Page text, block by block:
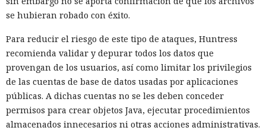
se hubieran robado con éxito.
Para reducir el riesgo de este tipo de ataques, Huntress
recomienda validar y depurar todos los datos que
provengan de los usuarios, así como limitar los privilegios
de las cuentas de base de datos usadas por aplicaciones
públicas. A dichas cuentas no se les deben conceder
permisos para crear objetos Java, ejecutar procedimientos
almacenados innecesarios ni otras acciones administrativas.
Apple iCloud Private Relay. El servicio está disponible para
dispositivo, haciendo pasar el tráfico de Safari por dos nodos
independientes de forma sucesiva, de modo que ninguno
de ellos, incluida Apple, pueda a la vez conocer tanto la
fuente de la solicitud como los sitios visitados.
Los especialistas Talal Haj Bakry y Tommy Mysk
descubrieron el problema. Según ellos, la causa radica en